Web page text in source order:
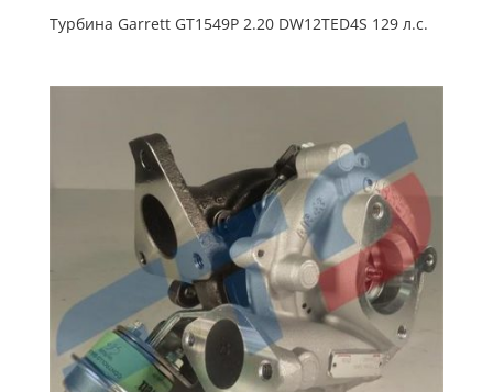
Турбина Garrett GT1549P 2.20 DW12TED4S 129 л.с.